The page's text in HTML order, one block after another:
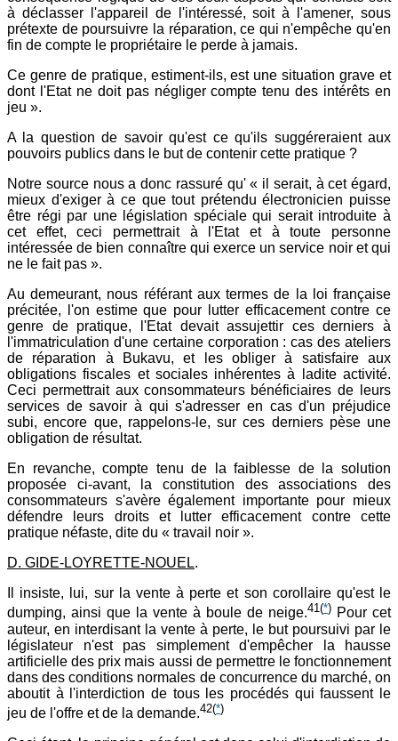
à déclasser l'appareil de l'intéressé, soit à l'amener, sous
prétexte de poursuivre la réparation, ce qui n'empêche qu'en
fin de compte le propriétaire le perde à jamais.
Ce genre de pratique, estiment-ils, est une situation grave et
dont l'Etat ne doit pas négliger compte tenu des intérêts en
jeu ».
A la question de savoir qu'est ce qu'ils suggéreraient aux
pouvoirs publics dans le but de contenir cette pratique ?
Notre source nous a donc rassuré qu' « il serait, à cet égard,
mieux d'exiger à ce que tout prétendu électronicien puisse
être régi par une législation spéciale qui serait introduite à
cet effet, ceci permettrait à l'Etat et à toute personne
intéressée de bien connaître qui exerce un service noir et qui
ne le fait pas ».
Au demeurant, nous référant aux termes de la loi française
précitée, l'on estime que pour lutter efficacement contre ce
genre de pratique, l'Etat devait assujettir ces derniers à
l'immatriculation d'une certaine corporation : cas des ateliers
de réparation à Bukavu, et les obliger à satisfaire aux
obligations fiscales et sociales inhérentes à ladite activité.
Ceci permettrait aux consommateurs bénéficiaires de leurs
services de savoir à qui s'adresser en cas d'un préjudice
subi, encore que, rappelons-le, sur ces derniers pèse une
obligation de résultat.
En revanche, compte tenu de la faiblesse de la solution
proposée ci-avant, la constitution des associations des
consommateurs s'avère également importante pour mieux
défendre leurs droits et lutter efficacement contre cette
pratique néfaste, dite du « travail noir ».
D. GIDE-LOYRETTE-NOUEL.
Il insiste, lui, sur la vente à perte et son corollaire qu'est le
dumping, ainsi que la vente à boule de neige.41(*) Pour cet
auteur, en interdisant la vente à perte, le but poursuivi par le
législateur n'est pas simplement d'empêcher la hausse
artificielle des prix mais aussi de permettre le fonctionnement
dans des conditions normales de concurrence du marché, on
aboutit à l'interdiction de tous les procédés qui faussent le
jeu de l'offre et de la demande.42(*)